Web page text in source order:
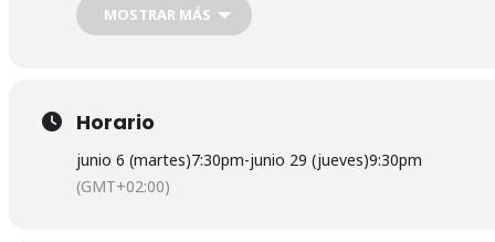
Nada que hacer, solo escuchar al cuerpo y Ser en el Estar.
MOSTRAR MÁS
Horario
junio 6 (martes)7:30pm-junio 29 (jueves)9:30pm
(GMT+02:00)